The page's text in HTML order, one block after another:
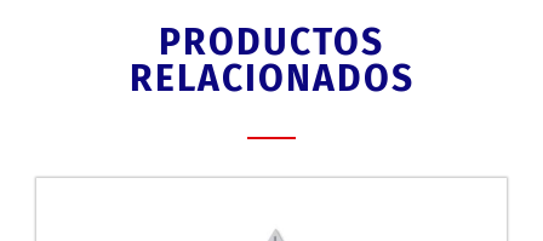
PRODUCTOS
RELACIONADOS